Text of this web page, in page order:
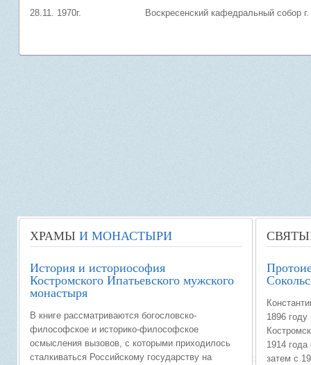
28.11. 1970г. Воскресенский кафедральный собор г.
ХРАМЫ И МОНАСТЫРИ
История и историософия
Костромского Ипатьевского мужского
монастыря
В книге рассматриваются богословско-
философское и историко-философское
осмысления вызовов, с которыми приходилось
сталкиваться Российскому государству на
1896 году
1914
затем с